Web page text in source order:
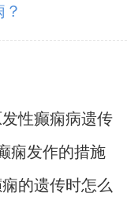
性癫痫病遗传
痫发作的措施
的遗传时怎么